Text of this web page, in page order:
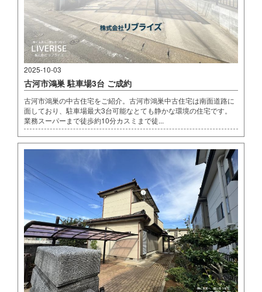
2025-10-03
古河市鴻巣 駐車場3台 ご成約
古河市鴻巣の中古住宅をご紹介。古河市鴻巣中古住宅は南面道路に
面しており、駐車場最大3台可能なとても静かな環境の住宅です。
業務スーパーまで徒歩約10分カスミまで徒...